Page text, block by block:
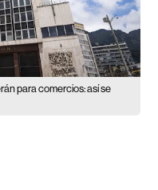
para comercios: así se